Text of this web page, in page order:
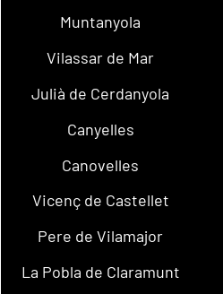
Muntanyola
Vilassar de Mar
Julià de Cerdanyola
Canyelles
Canovelles
Vicenç de Castellet
Pere de Vilamajor
La Pobla de Claramunt